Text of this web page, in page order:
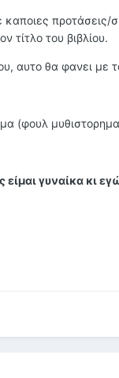
καποιες προτάσεις/
τίτλο του βιβλίου.
αυτο θα φανει με
(φουλ
γυναίκα κι